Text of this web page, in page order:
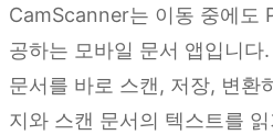
CamScanner는 이동 중에도
공하는 모바일 문서 앱입니다
문서를 바로 스캔, 저장, 변환
지와 스캔 문서의 텍스트를